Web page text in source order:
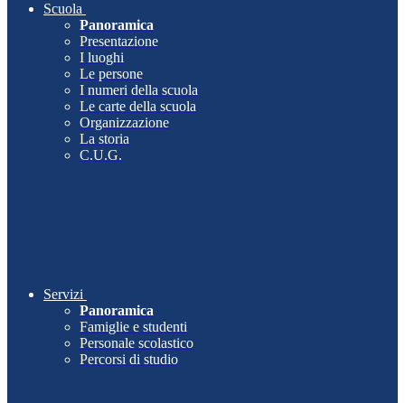
Scuola
Panoramica
Presentazione
I luoghi
Le persone
I numeri della scuola
Le carte della scuola
Organizzazione
La storia
C.U.G.
Servizi
Panoramica
Famiglie e studenti
Personale scolastico
Percorsi di studio